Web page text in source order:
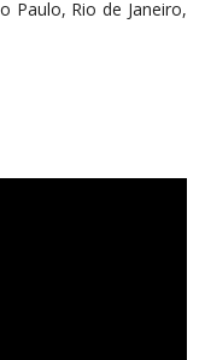
Paulo, Rio de Janeiro,